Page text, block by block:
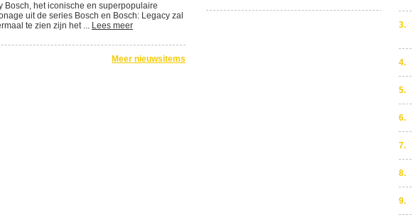
Bosch, het iconische en superpopulaire
uit de series Bosch en Bosch: Legacy zal
te zien zijn het ... Lees meer
Meer nieuwsitems
3.
4.
5.
6.
7.
8.
9.